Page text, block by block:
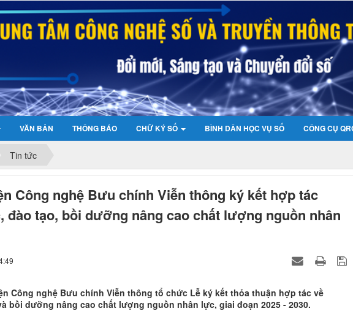
VĂN BẢN THÔNG BÁO CHỮ KÝ SỐ BÌNH DÂN HỌC VỤ SỐ CÔNG CỤ
Tin tức
Công nghệ Bưu chính Viễn thông ký kết hợp tác
đào tạo, bồi dưỡng nâng cao chất lượng nguồn nhân
Công nghệ Bưu chính Viễn thông tổ chức Lễ ký kết thỏa thuận hợp tác về
bồi dưỡng nâng cao chất lượng nguồn nhân lực, giai đoạn 2025 - 2030.